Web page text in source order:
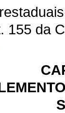
155 da